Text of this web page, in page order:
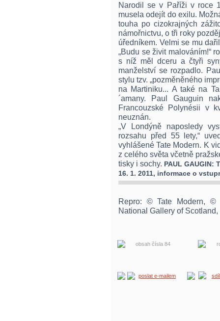
Narodil se v Paříži v roce
musela odejít do exilu.
touha po cizokrajných
námořnictvu, o tři roky
úředníkem. Velmi se mu
„Budu se živit malováním!“
s níž měl dceru a čtyři
manželství se rozpadlo.
stylu tzv. „pozměněného
na Martiniku... A také na
´amany. Paul Gauguin
Francouzské Polynésii v
neuznán.
„V Londýně naposledy
rozsahu před 55 lety,“
vyhlášené Tate Modern. K
z celého světa včetně
tisky i sochy. PAUL GAUGIN:
16. 1. 2011, informace o
Repro: © Tate Modern,
National Gallery of
obsah čísla 84
poslat e-mailem